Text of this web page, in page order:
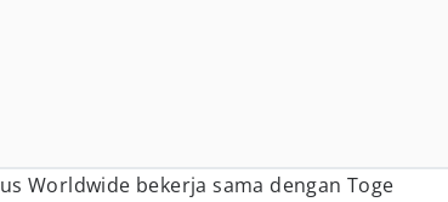
Worldwide bekerja sama dengan Toge